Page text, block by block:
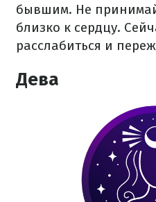
бывшим. Не
близко к сердцу.
расслабиться и
Дева